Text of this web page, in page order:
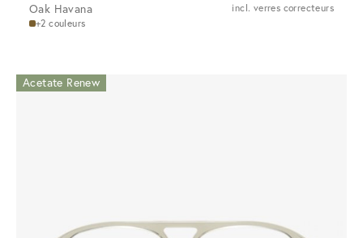
Oak Havana
+2 couleurs
incl. verres correcteurs
Acetate Renew